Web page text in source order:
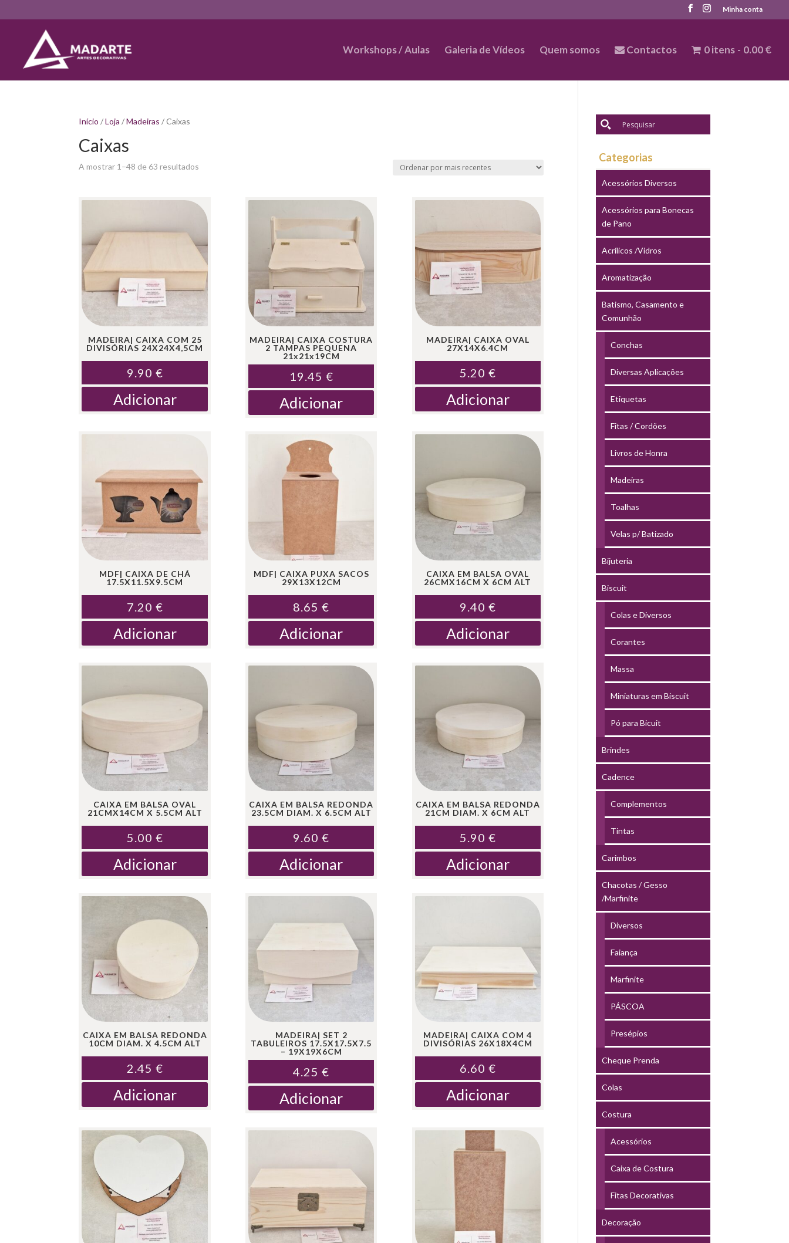
Minha conta
Workshops / Aulas Galeria de Vídeos Quem somos Contactos 0 itens 0.00 €
Início /Loja /Madeiras / Caixas
Caixas
A mostrar 1–48 de 63 resultados
MADEIRA| CAIXA COM 25
DIVISÓRIAS 24X24X4,5CM
9.90 €
Adicionar
MADEIRA| CAIXA COSTURA
2 TAMPAS PEQUENA
21x21x19CM
19.45 €
Adicionar
MADEIRA| CAIXA OVAL
27X14X6.4CM
5.20 €
Adicionar
MDF| CAIXA DE CHÁ
17.5X11.5X9.5CM
7.20 €
Adicionar
MDF| CAIXA PUXA SACOS
29X13X12CM
8.65€
Adicionar
CAIXA EM BALSA OVAL
26CMX16CM X 6CM ALT
9.40 €
Adicionar
CAIXA EM BALSA OVAL
21CMX14CM X 5.5CM ALT
5.00 €
Adicionar
CAIXA EM BALSA REDONDA
23.5CM DIAM. X 6.5CM ALT
9.60€
Adicionar
CAIXA EM BALSA REDONDA
21CM DIAM. X 6CM ALT
5.90 €
Adicionar
CAIXA EM BALSA REDONDA
10CM DIAM. X 4.5CM ALT
2.45 €
Adicionar
MADEIRA| SET 2
TABULEIROS 17.5X17.5X7.5
– 19X19X6CM
4.25€
Adicionar
MADEIRA| CAIXA COM 4
DIVISÓRIAS 26X18X4CM
6.60 €
Adicionar
Categorias
Acessórios Diversos
Acessórios para Bonecas
de Pano
Acrílicos /Vidros
Aromatização
Batismo, Casamento e
Comunhão
Conchas
Diversas Aplicações
Etiquetas
Fitas / Cordões
Livros de Honra
Madeiras
Toalhas
Velas p/ Batizado
Bijuteria
Biscuit
Colas e Diversos
Corantes
Massa
Miniaturas em Biscuit
Pó para Bicuit
Brindes
Cadence
Complementos
Tintas
Carimbos
Chacotas / Gesso
/Marfinite
Diversos
Faiança
Marfinite
PÁSCOA
Presépios
Cheque Prenda
Colas
Costura
Acessórios
Caixa de Costura
Fitas Decorativas
Decoração